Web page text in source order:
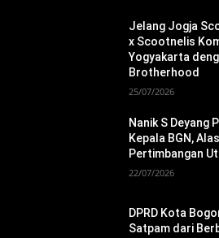
Jelang Jogja
x Scootnelis
Yogyakarta
Brotherhood
25/07/2026
Nanik S Deyang
Kepala BGN,
Pertimbangan
22/07/2026
DPRD Kota
Satpam dari